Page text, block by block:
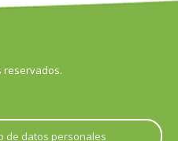
reservados.
de datos personales